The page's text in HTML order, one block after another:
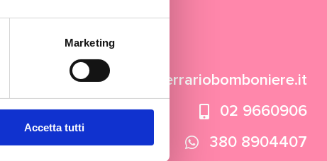
Marketing
Accetta tutti
info@ferrariobomboniere.it
02 9660906
380 8904407